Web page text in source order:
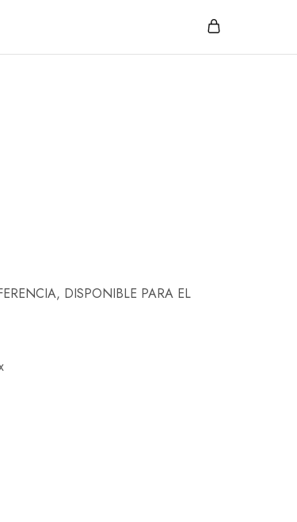
DISPONIBLE PARA EL